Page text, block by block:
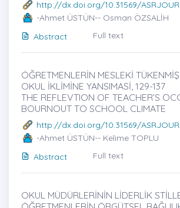
http://dx.doi.org/10.31569/
-Ahmet ÜSTÜN-- Osman ÖZSALİH
Abstract
Full text
ÖĞRETMENLERİN MESLEKİ
OKUL İKLİMİNE YANSIMASİ, 129-137
THE REFLEVTION OF TEACHER’S
BOURNOUT TO SCHOOL CLIMATE
http://dx.doi.org/10.31569/
-Ahmet ÜSTÜN-- Kelime TOPLU
Abstract
Full text
OKUL MÜDÜRLERİNİN LİDERLİK